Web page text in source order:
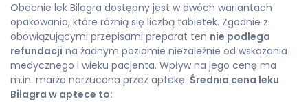
Obecnie lek Bilagra dostępny jest w dwóch wariantach
opakowania, które różnią się liczbą tabletek. Zgodnie z
obowiązującymi przepisami preparat ten nie podlega
refundacji na żadnym poziomie niezależnie od wskazania
medycznego i wieku pacjenta. Wpływ na jego cenę ma
m.in. marża narzucona przez aptekę. Średnia cena leku
Bilagra w aptece to: